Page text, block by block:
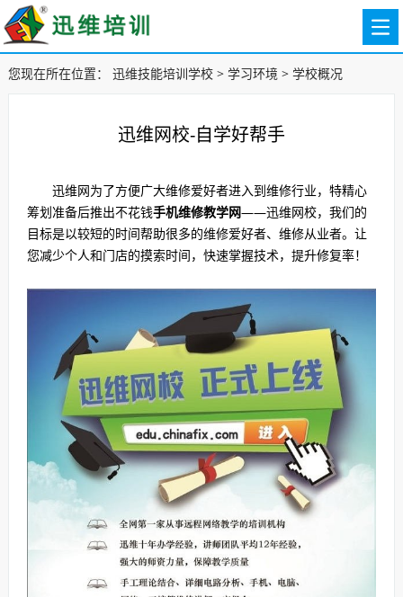
您现在所在位置： 迅维技能培训学校> 学习环境> 学校概况
迅维网校-自学好帮手
迅维网为了方便广大维修爱好者进入到维修行业，特精心
筹划准备后推出不花钱手机维修教学网——迅维网校，我们的
目标是以较短的时间帮助很多的维修爱好者、维修从业者。让
您减少个人和门店的摸索时间，快速掌握技术，提升修复率！